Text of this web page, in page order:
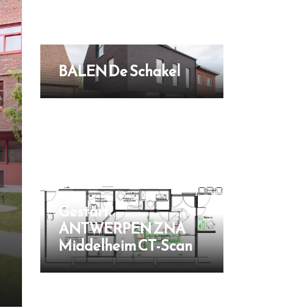
BALEN De Schakel
Gestart:
ANTWERPEN ZNA
Middelheim CT-Scan